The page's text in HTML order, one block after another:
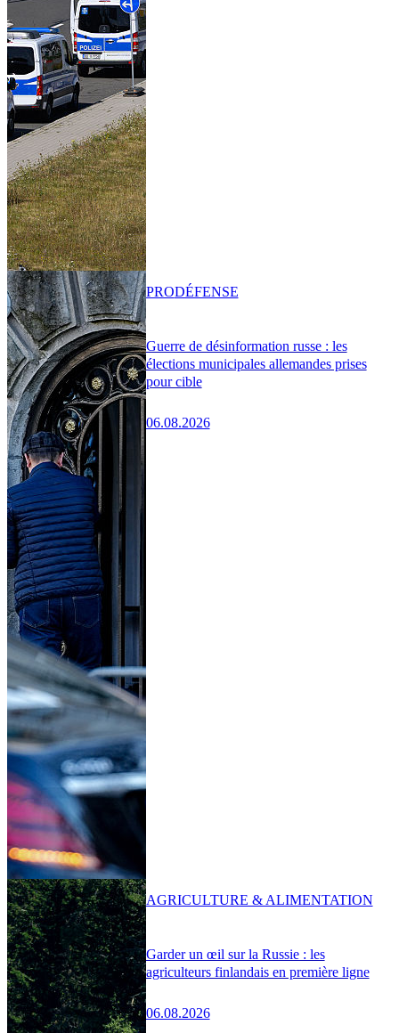
Guerre de désinformation russe : les
élections municipales allemandes prises
pour cible
06.08.2026
PRODÉFENSE
Garder un œil sur la Russie : les
agriculteurs finlandais en première ligne
06.08.2026
AGRICULTURE & ALIMENTATION